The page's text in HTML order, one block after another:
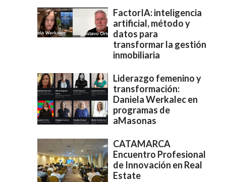
FactorIA: inteligencia
artificial, método y
datos para
transformar la gestión
inmobiliaria
Liderazgo femenino y
transformación:
Daniela Werkalec en
programas de
aMasonas
CATAMARCA
Encuentro Profesional
de Innovación en Real
Estate